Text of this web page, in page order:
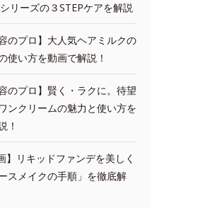
リーズの３STEPケアを解説
のプロ】大人気ヘアミルクの
使い方を動画で解説！
のプロ】賢く・ラクに。待望
ンクリームの魅力と使い方を
！
】リキッドファンデを美しく
スメイクの手順」を徹底解